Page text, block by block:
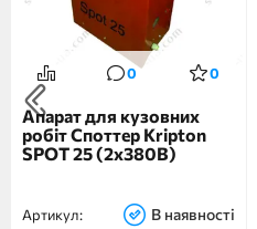
0 0
Апарат для кузовних
робіт Споттер Kripton
SPOT 25 (2x380В)
Артикул: В наявності